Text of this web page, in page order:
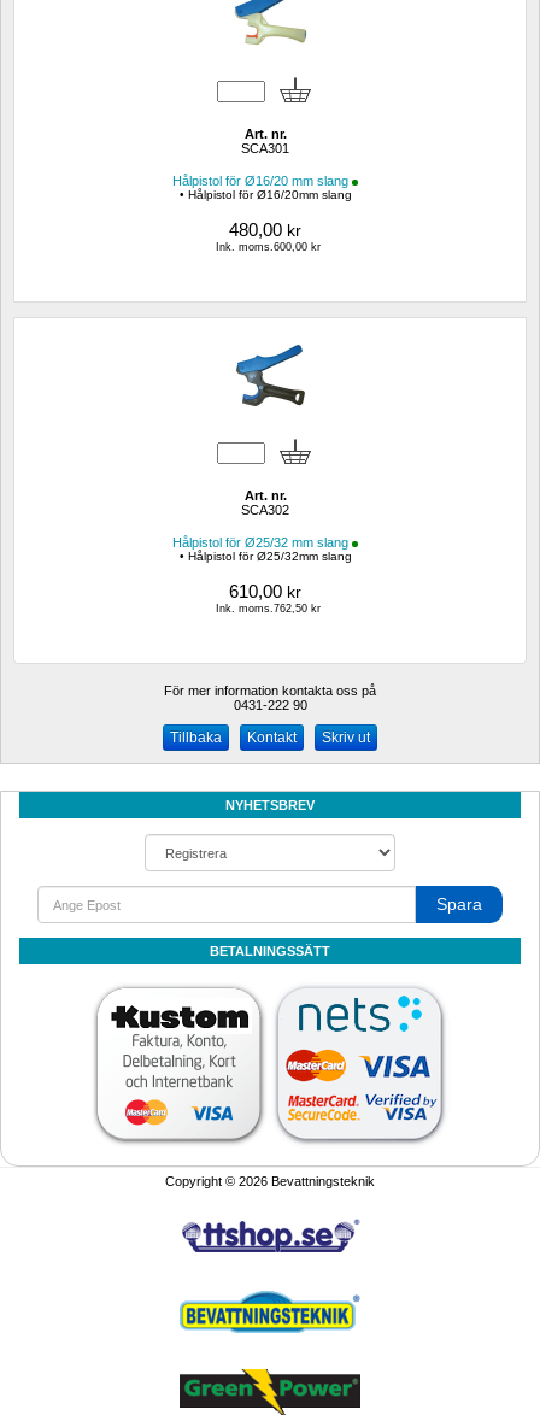
Art. nr.
SCA301
Hålpistol för Ø16/20 mm slang
• Hålpistol för Ø16/20mm slang
480,00 kr
Ink. moms.600,00 kr
Art. nr.
SCA302
Hålpistol för Ø25/32 mm slang
• Hålpistol för Ø25/32mm slang
610,00 kr
Ink. moms.762,50 kr
För mer information kontakta oss på
0431-222 90
Kontakt Skriv ut
NYHETSBREV
Spara
BETALNINGSSÄTT
Copyright © 2026 Bevattningsteknik